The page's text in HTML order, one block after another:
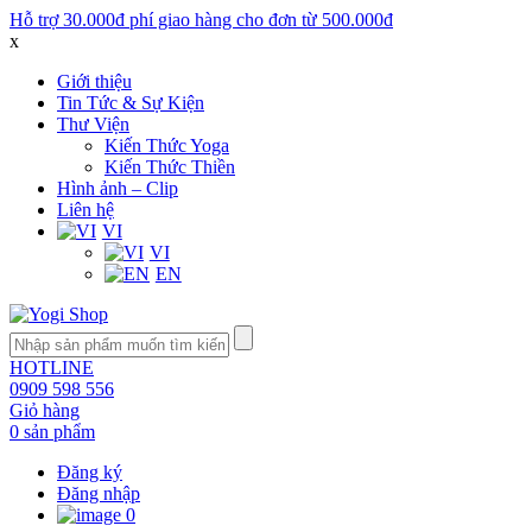
Hỗ trợ 30.000đ phí giao hàng cho đơn từ 500.000đ
x
Giới thiệu
Tin Tức & Sự Kiện
Thư Viện
Kiến Thức Yoga
Kiến Thức Thiền
Hình ảnh – Clip
Liên hệ
VI
VI
EN
HOTLINE
0909 598 556
Giỏ hàng
0 sản phẩm
Đăng ký
Đăng nhập
0